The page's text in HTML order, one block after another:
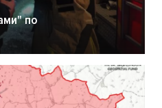
по